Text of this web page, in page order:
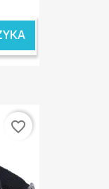
favorite_border